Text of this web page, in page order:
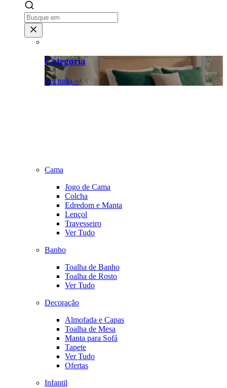
Categoria
Ver tudo >
Cama
Jogo de Cama
Colcha
Edredom e Manta
Lençol
Travesseiro
Ver Tudo
Banho
Toalha de Banho
Toalha de Rosto
Ver Tudo
Decoração
Almofada e Capas
Toalha de Mesa
Manta para Sofá
Tapete
Ver Tudo
Ofertas
Infantil